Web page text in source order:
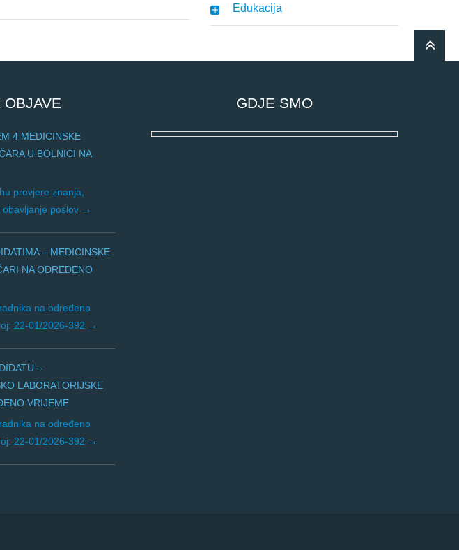
Edukacija
4 MEDICINSKE
U BOLNICI NA
provjere znanja,
poslov
– MEDICINSKE
NA ODREĐENO
na određeno
22-01/2026-392
–
LABORATORIJSKE
VRIJEME
na određeno
22-01/2026-392
GDJE SMO